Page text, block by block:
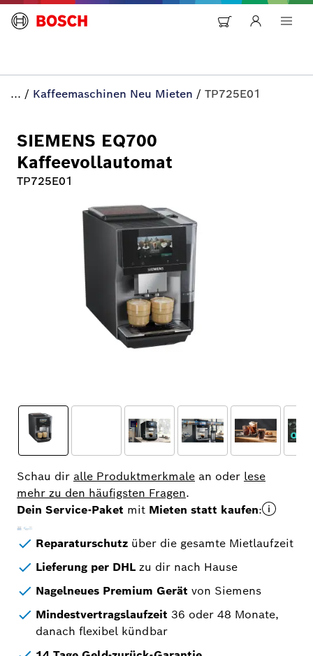
... / Kaffeemaschinen Neu Mieten / TP725E01
SIEMENS EQ700
Kaffeevollautomat
TP725E01
Schau dir alle Produktmerkmale an oder lese
mehr zu den häufigsten Fragen.
Dein Service-Paket mit Mieten statt kaufen:​
Reparaturschutzüber die gesamte Mietlaufzeit​
Lieferung per DHLzu dir nach Hause
Nagelneues Premium Gerät von Siemens​
Mindestvertragslaufzeit 36 oder 48 Monate,
danach flexibel kündbar